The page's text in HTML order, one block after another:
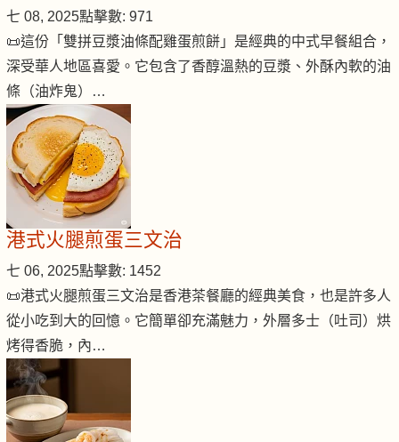
七 08, 2025點擊數: 971
📜這份「雙拼豆漿油條配雞蛋煎餅」是經典的中式早餐組合，
深受華人地區喜愛。它包含了香醇溫熱的豆漿、外酥內軟的油
條（油炸鬼）…
港式火腿煎蛋三文治
七 06, 2025點擊數: 1452
📜港式火腿煎蛋三文治是香港茶餐廳的經典美食，也是許多人
從小吃到大的回憶。它簡單卻充滿魅力，外層多士（吐司）烘
烤得香脆，內…